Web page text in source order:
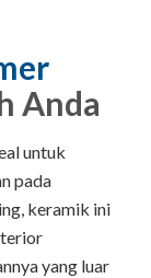
Anda
untuk
pada
keramik ini
yang luar